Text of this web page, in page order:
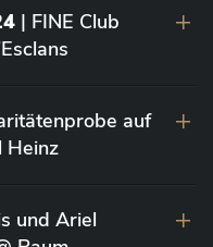
| FINE Club
auf
Heinz
und Ariel